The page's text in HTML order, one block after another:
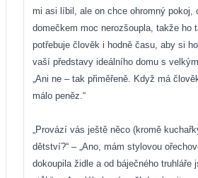
mi asi líbil, ale on chce ohromný pokoj,
domečkem moc nerozšoupla, takže ho
potřebuje člověk i hodně času, aby si
vaší představy ideálního domu s
„Ani ne – tak přiměřeně. Když má
málo peněz.“
„Provází vás ještě něco (kromě
dětství?“ – „Ano, mám stylovou
dokoupila židle a od báječného truhláře